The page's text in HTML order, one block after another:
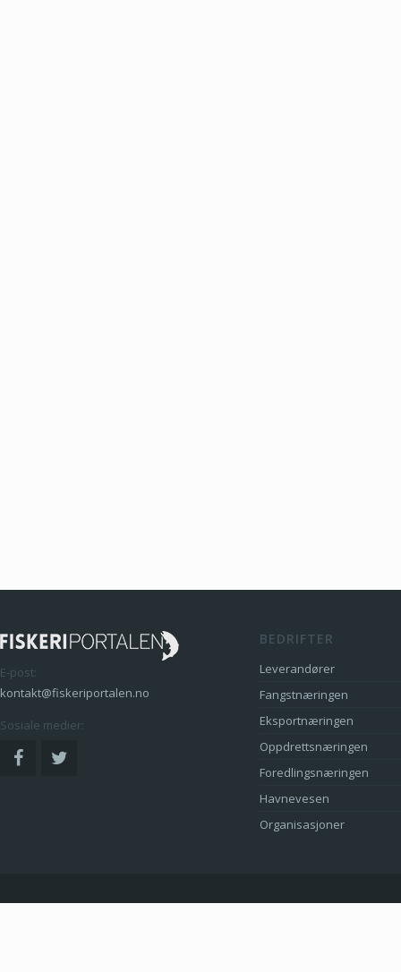
E-post:
kontakt@fiskeriportalen.no
Sosiale medier:
BEDRIFTER
Leverandører
Fangstnæringen
Eksportnæringen
Oppdrettsnæringen
Foredlingsnæringen
Havnevesen
Organisasjoner